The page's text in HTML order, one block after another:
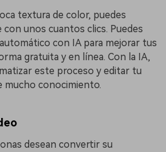
textura de color, puedes
unos cuantos clics. Puedes
con IA para mejorar tus
gratuita y en línea. Con la IA,
este proceso y editar tu
mucho conocimiento.
desean convertir su